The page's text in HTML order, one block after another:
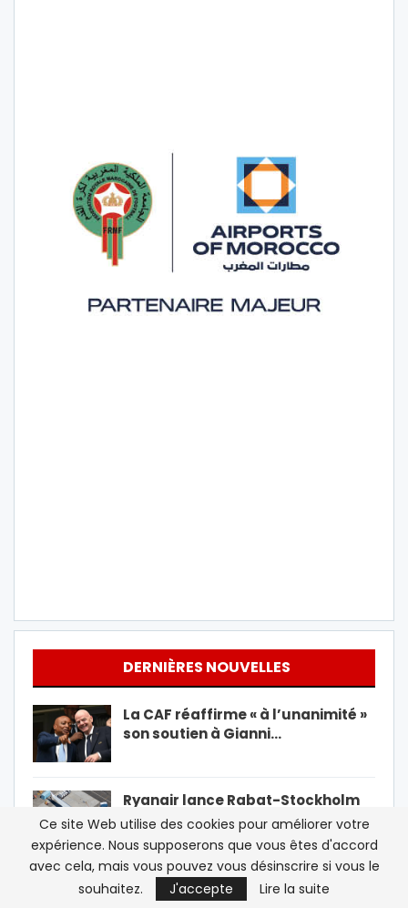
DERNIÈRES NOUVELLES
La CAF réaffirme « à l’unanimité »
son soutien à Gianni…
Ryanair lance Rabat-Stockholm
et Rabat-Cracovie
Pendant la crise de Sebta, deux
Ce site Web utilise des cookies pour améliorer votre
expérience. Nous supposerons que vous êtes d'accord
avec cela, mais vous pouvez vous désinscrire si vous le
souhaitez.
J'accepte Lire la suite